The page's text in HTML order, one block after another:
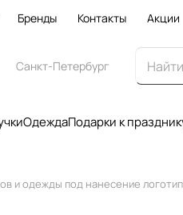
Бренды Контакты Акции
Санкт-Петербург
ОдеждаПодарки к
и одежды под нанесение